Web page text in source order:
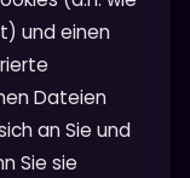
und einen
Dateien
an Sie und
Sie sie